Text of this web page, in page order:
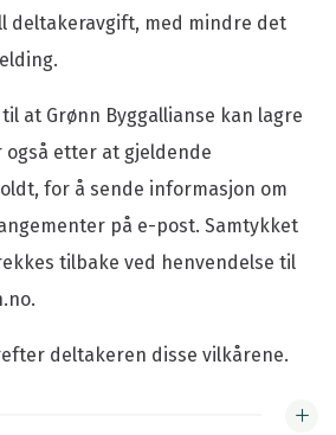
deltakeravgift, med mindre det
at Grønn Byggallianse kan lagre
etter at gjeldende
for å sende informasjon om
på e-post. Samtykket
tilbake ved henvendelse til
deltakeren disse vilkårene.